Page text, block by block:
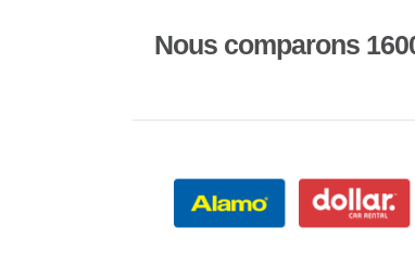
Nous comparons